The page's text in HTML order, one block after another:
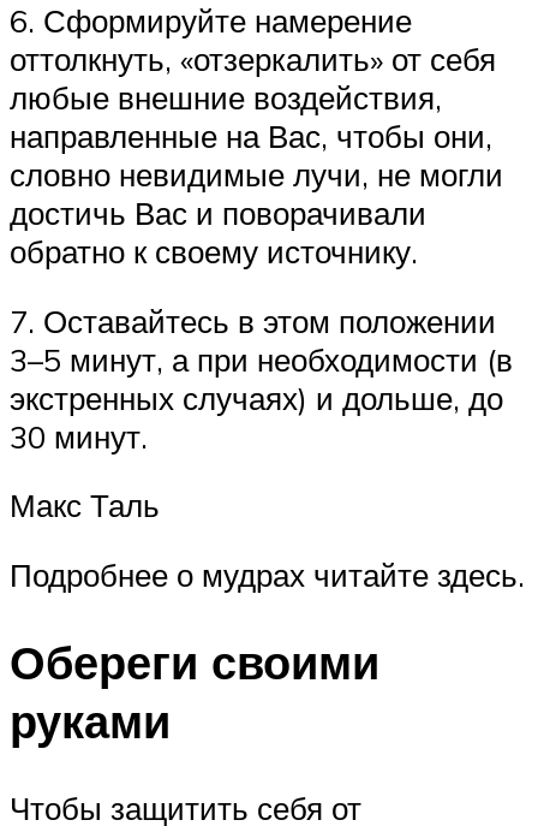
6. Сформируйте намерение
оттолкнуть, «отзеркалить» от себя
любые внешние воздействия,
направленные на Вас, чтобы они,
словно невидимые лучи, не могли
достичь Вас и поворачивали
обратно к своему источнику.
7. Оставайтесь в этом положении
3–5 минут, а при необходимости (в
экстренных случаях) и дольше, до
30 минут.
Макс Таль
Подробнее о мудрах читайте здесь.
Обереги своими
руками
Чтобы защитить себя от